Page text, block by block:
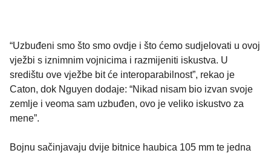
“Uzbuđeni smo što smo ovdje i što ćemo sudjelovati u ovoj
vježbi s iznimnim vojnicima i razmijeniti iskustva. U
središtu ove vježbe bit će interoparabilnost”, rekao je
Caton, dok Nguyen dodaje: “Nikad nisam bio izvan svoje
zemlje i veoma sam uzbuđen, ovo je veliko iskustvo za
mene”.
Bojnu sačinjavaju dvije bitnice haubica 105 mm te jedna